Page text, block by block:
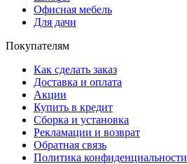
Офисная мебель
Для дачи
Покупателям
Как сделать заказ
Доставка и оплата
Акции
Купить в кредит
Сборка и установка
Рекламации и возврат
Обратная связь
Политика конфиденциальности